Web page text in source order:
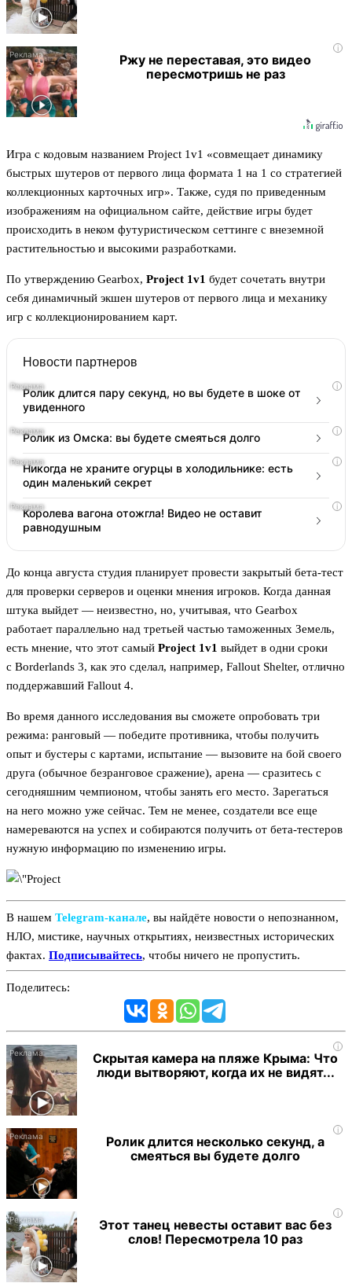
i
Ржу не переставая, это видео
пересмотришь не раз
Игра с кодовым названием Project 1v1 «совмещает динамику
быстрых шутеров от первого лица формата 1 на 1 со стратегией
коллекционных карточных игр». Также, судя по приведенным
изображениям на официальном сайте, действие игры будет
происходить в неком футуристическом сеттинге с внеземной
растительностью и высокими разработками.
По утверждению Gearbox, Project 1v1 будет сочетать внутри
себя динамичный экшен шутеров от первого лица и механику
игр с коллекционированием карт.
Новости партнеров
i
Ролик длится пару секунд, но вы будете в шоке от
увиденного
i
Ролик из Омска: вы будете смеяться долго
i
Никогда не храните огурцы в холодильнике: есть
один маленький секрет
i
Королева вагона отожгла! Видео не оставит
равнодушным
До конца августа студия планирует провести закрытый бета-тест
для проверки серверов и оценки мнения игроков. Когда данная
штука выйдет — неизвестно, но, учитывая, что Gearbox
работает параллельно над третьей частью таможенных Земель,
есть мнение, что этот самый Project 1v1 выйдет в одни сроки
с Borderlands 3, как это сделал, например, Fallout Shelter, отлично
поддержавший Fallout 4.
Во время данного исследования вы сможете опробовать три
режима: ранговый — победите противника, чтобы получить
опыт и бустеры с картами, испытание — вызовите на бой своего
друга (обычное безранговое сражение), арена — сразитесь с
сегодняшним чемпионом, чтобы занять его место. Зарегаться
на него можно уже сейчас. Тем не менее, создатели все еще
намереваются на успех и собираются получить от бета-тестеров
нужную информацию по изменению игры.
В нашем Telegram‑канале, вы найдёте новости о непознанном,
НЛО, мистике, научных открытиях, неизвестных исторических
фактах. Подписывайтесь, чтобы ничего не пропустить.
Поделитесь:
i
Скрытая камера на пляже Крыма: Что
люди вытворяют, когда их не видят...
i
Ролик длится несколько секунд, а
смеяться вы будете долго
i
Этот танец невесты оставит вас без
слов! Пересмотрела 10 раз